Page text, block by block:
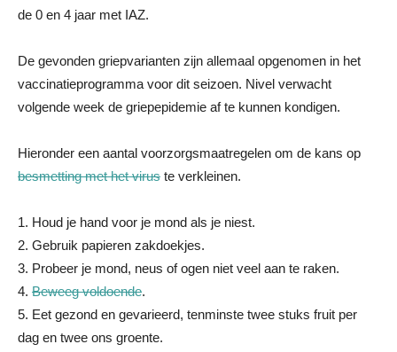
de 0 en 4 jaar met IAZ.
De gevonden griepvarianten zijn allemaal opgenomen in het
vaccinatieprogramma voor dit seizoen. Nivel verwacht
volgende week de griepepidemie af te kunnen kondigen.
Hieronder een aantal voorzorgsmaatregelen om de kans op
besmetting met het virus te verkleinen.
1. Houd je hand voor je mond als je niest.
2. Gebruik papieren zakdoekjes.
3. Probeer je mond, neus of ogen niet veel aan te raken.
4. Beweeg voldoende.
5. Eet gezond en gevarieerd, tenminste twee stuks fruit per
dag en twee ons groente.